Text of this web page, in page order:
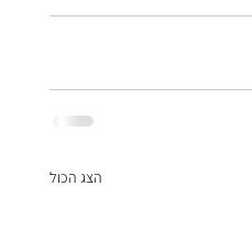
הצג הכול